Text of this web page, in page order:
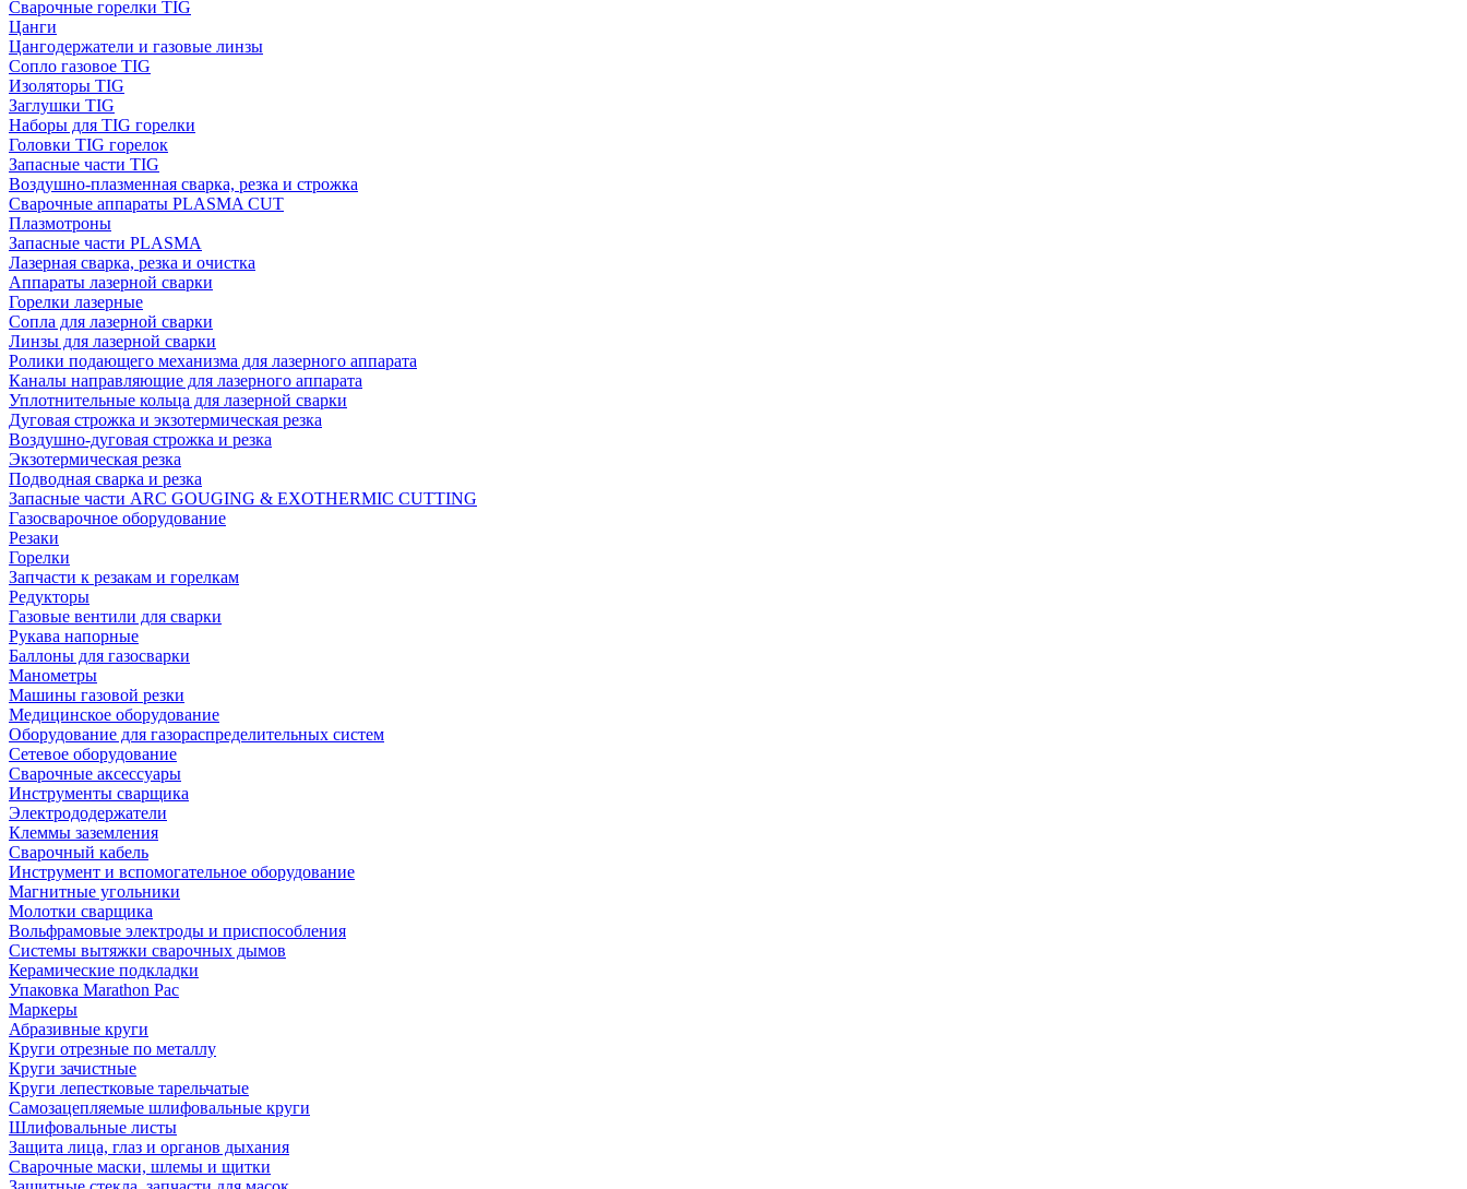
Сварочные горелки TIG
Цанги
Цангодержатели и газовые линзы
Сопло газовое TIG
Изоляторы TIG
Заглушки TIG
Наборы для TIG горелки
Головки TIG горелок
Запасные части TIG
Воздушно-плазменная сварка, резка и строжка
Сварочные аппараты PLASMA CUT
Плазмотроны
Запасные части PLASMA
Лазерная сварка, резка и очистка
Аппараты лазерной сварки
Горелки лазерные
Сопла для лазерной сварки
Линзы для лазерной сварки
Ролики подающего механизма для лазерного аппарата
Каналы направляющие для лазерного аппарата
Уплотнительные кольца для лазерной сварки
Дуговая строжка и экзотермическая резка
Воздушно-дуговая строжка и резка
Экзотермическая резка
Подводная сварка и резка
Запасные части ARC GOUGING & EXOTHERMIC CUTTING
Газосварочное оборудование
Резаки
Горелки
Запчасти к резакам и горелкам
Редукторы
Газовые вентили для сварки
Рукава напорные
Баллоны для газосварки
Манометры
Машины газовой резки
Медицинское оборудование
Оборудование для газораспределительных систем
Сетевое оборудование
Сварочные аксессуары
Инструменты сварщика
Электрододержатели
Клеммы заземления
Сварочный кабель
Инструмент и вспомогательное оборудование
Магнитные угольники
Молотки сварщика
Вольфрамовые электроды и приспособления
Системы вытяжки сварочных дымов
Керамические подкладки
Упаковка Marathon Pac
Маркеры
Абразивные круги
Круги отрезные по металлу
Круги зачистные
Круги лепестковые тарельчатые
Самозацепляемые шлифовальные круги
Шлифовальные листы
Защита лица, глаз и органов дыхания
Сварочные маски, шлемы и щитки